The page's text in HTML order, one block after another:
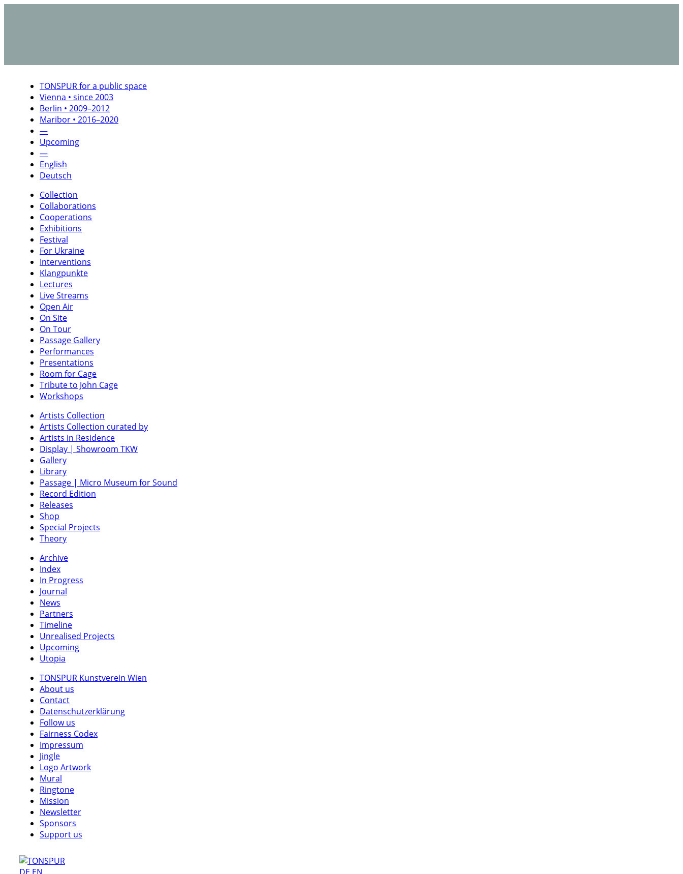
TONSPUR for a public space
Vienna • since 2003
Berlin • 2009–2012
Maribor • 2016–2020
—
Upcoming
—
English
Deutsch
Collection
Collaborations
Cooperations
Exhibitions
Festival
For Ukraine
Interventions
Klangpunkte
Lectures
Live Streams
Open Air
On Site
On Tour
Passage Gallery
Performances
Presentations
Room for Cage
Tribute to John Cage
Workshops
Artists Collection
Artists Collection curated by
Artists in Residence
Display | Showroom TKW
Gallery
Library
Passage | Micro Museum for Sound
Record Edition
Releases
Shop
Special Projects
Theory
Archive
Index
In Progress
Journal
News
Partners
Timeline
Unrealised Projects
Upcoming
Utopia
TONSPUR Kunstverein Wien
About us
Contact
Datenschutzerklärung
Follow us
Fairness Codex
Impressum
Jingle
Logo Artwork
Mural
Ringtone
Mission
Newsletter
Sponsors
Support us